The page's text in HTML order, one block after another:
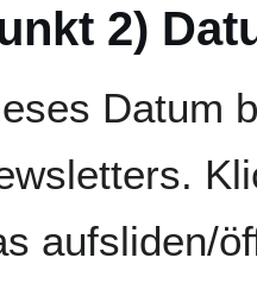
2)
Datum
aufsliden/